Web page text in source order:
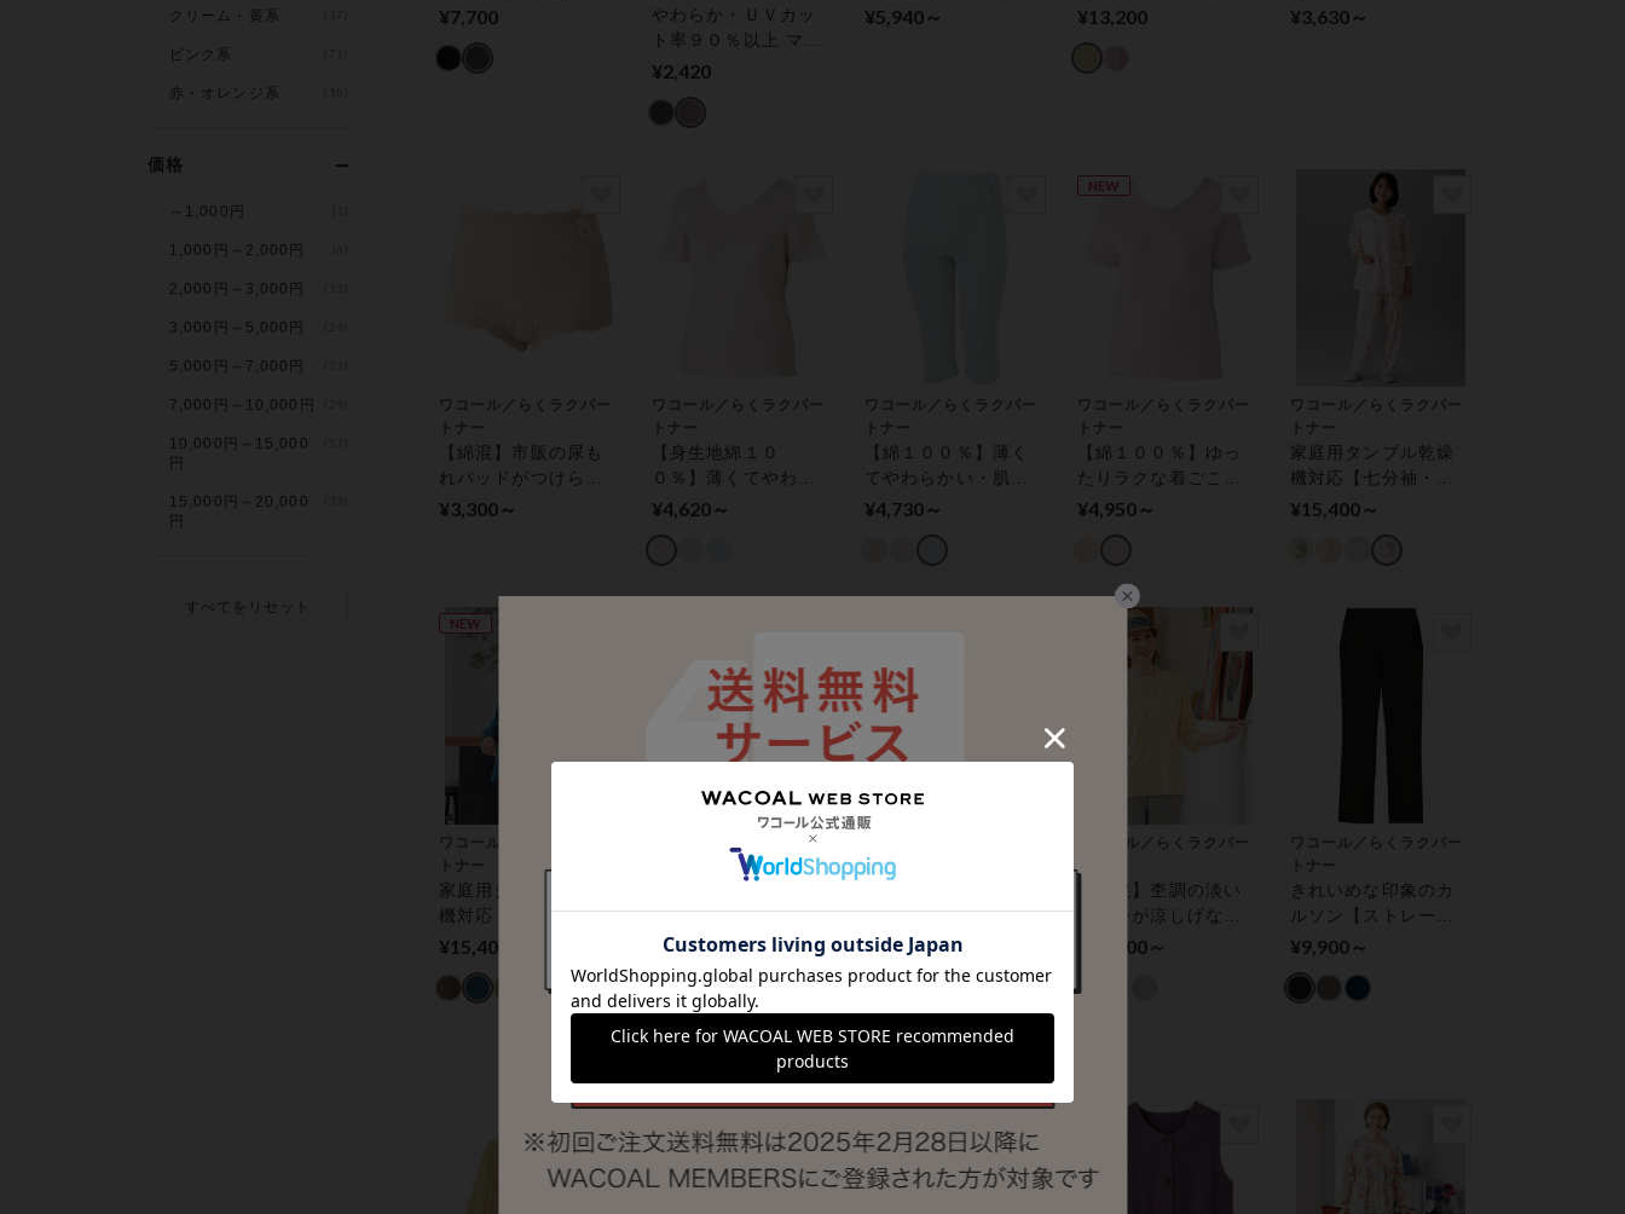
クリーム・黄系
ピンク系
赤・オレンジ系
価格
～1,000円
1,000円～2,000円
2,000円～3,000円
3,000円～5,000円
5,000円～7,000円
7,000円～10,000円
10,000円～15,000
円
15,000円～20,000
円
すべてをリセット
ンブル乾燥機対応
ウェア
¥7,700
やわらか・ＵＶカッ
ト率９０％以上 マル
チウォーマー
¥2,420
肌あたり トップス
¥5,940～
分袖） ルームウェア
¥13,200
ハーフトップ
¥3,630～
ワコール／らくラクパー
トナー
【綿混】市販の尿も
れパッドがつけられ
る！防水布付きショ
¥3,300～
ワコール／らくラクパー
トナー
【身生地綿１０
０％】薄くてやわら
かい・レース付き涼
分袖）
¥4,620～
ワコール／らくラクパー
トナー
【綿１００％】薄く
てやわらかい・肌あ
たりがやさしい 涼
ムス（ひざ下丈）
¥4,730～
NEW
ワコール／らくラクパー
トナー
【綿１００％】ゆっ
たりラクな着ごこ
ち・家庭用タンブル
ップス（３分袖）
¥4,950～
ワコール／らくラクパー
トナー
家庭用タンブル乾燥
機対応【七分袖・レ
モンボタン】 パジ
¥15,400～
NEW
ワコール／らくラクパー
トナー
家庭用タンブル乾燥
機対応・綿１０
０％・ブラウス（長
袖） アウター トッ
プス
¥15,400～
猛暑対策応援キャンペー
腰部保護ベルト（男
女兼用） サポーター
¥9,900～
トナー
チンボタン】 ノンワ
イヤーブラ
¥6,600～
ワコール／らくラクパー
【綿混】杢調の淡い
カラーが涼しげな雰
囲気（七分袖） アウ
¥11,000～
ワコール／らくラクパー
トナー
きれいめな印象のカ
ルソン【ストレー
ト】 アウター パン
¥9,900～